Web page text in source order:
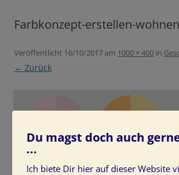
Farbkonzept-erstellen-
Veröffentlicht 16/10/2017am 1000 × 400 in
← Zurück
Du magst doch auch
...
Ich biete Dir hier auf dieser Website